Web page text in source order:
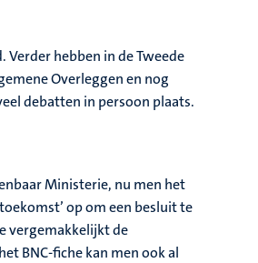
hebben in de Tweede
Overleggen en nog
debatten in persoon plaats.
Ministerie, nu men het
op om een besluit te
vergemakkelijkt de
BNC-fiche kan men ook al